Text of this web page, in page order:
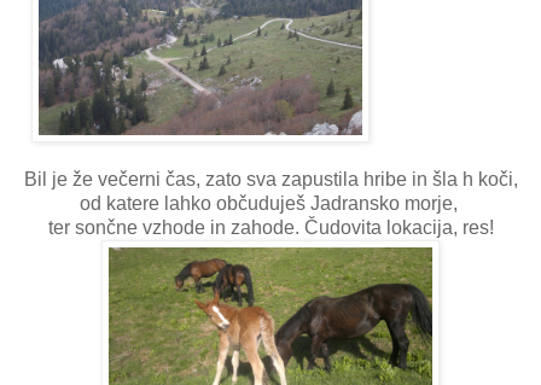
Bil je že večerni čas, zato sva zapustila hribe in šla h koči,
od katere lahko občuduješ Jadransko morje,
ter sončne vzhode in zahode. Čudovita lokacija, res!